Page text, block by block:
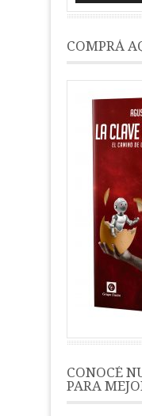
COMPRÁ
CONOCÉ
PARA